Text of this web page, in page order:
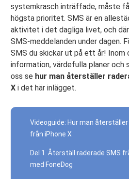
systemkrasch inträffade, måste
högsta prioritet. SMS är en
aktivitet i det dagliga livet, och
SMS-meddelanden under dagen.
SMS du skickar ut på ett år! Inom
information, värdefulla planer och
oss se hur man återställer
X i det här inlägget.
Videoguide: Hur man
från iPhone X
Del 1. Återställ raderade SMS
med FoneDog